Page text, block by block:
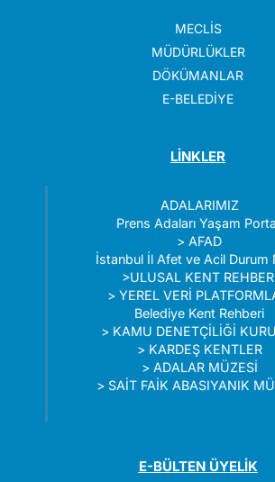
MECLİS
MÜDÜRLÜKLER
DÖKÜMANLAR
E-BELEDİYE
LİNKLER
ADALARIMIZ
Prens Adaları Yaşam
>AFAD
İstanbul İl Afet ve Acil Durum
>ULUSAL KENT
> YEREL VERİ
Belediye Kent Rehberi
> KAMU DENETÇİLİĞİ
> KARDEŞ KENTLER
> ADALAR MÜZESİ
> SAİT FAİK ABASIYANIK
E-BÜLTEN ÜYELİK